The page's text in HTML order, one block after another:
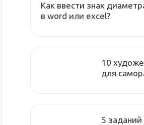
Как ввести знак
в word или excel?
10
для
5 заданий